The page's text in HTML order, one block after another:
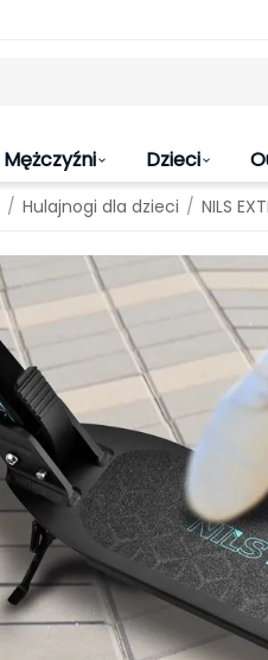
Mężczyźni Dzieci
/ Hulajnogi dla dzieci / NILS